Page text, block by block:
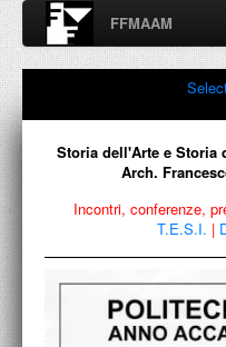
FFMAAM
Fondo Francesco
A.A.M. Architettura Arte
Percorsi, nodi,
FRANCESCO
PUBBLICAZIONI
Storia dell'Arte e Storia
Arch.
Incontri, conferenze,
T.E.S.I. |